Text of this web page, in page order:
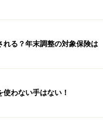
れる？年末調整の対象保険は
わない手はない！